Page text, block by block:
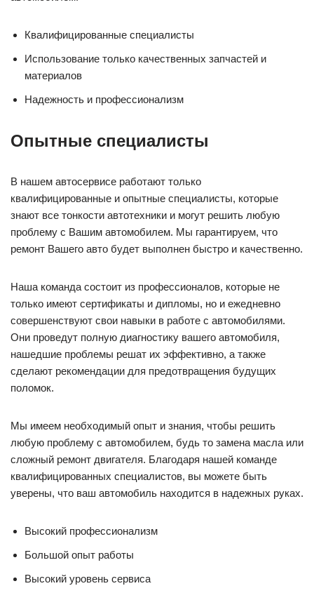
Квалифицированные специалисты
Использование только качественных запчастей и
материалов
Надежность и профессионализм
Опытные специалисты
В нашем автосервисе работают только
квалифицированные и опытные специалисты, которые
знают все тонкости автотехники и могут решить любую
проблему с Вашим автомобилем. Мы гарантируем, что
ремонт Вашего авто будет выполнен быстро и качественно.
Наша команда состоит из профессионалов, которые не
только имеют сертификаты и дипломы, но и ежедневно
совершенствуют свои навыки в работе с автомобилями.
Они проведут полную диагностику вашего автомобиля,
нашедшие проблемы решат их эффективно, а также
сделают рекомендации для предотвращения будущих
поломок.
Мы имеем необходимый опыт и знания, чтобы решить
любую проблему с автомобилем, будь то замена масла или
сложный ремонт двигателя. Благодаря нашей команде
квалифицированных специалистов, вы можете быть
уверены, что ваш автомобиль находится в надежных руках.
Высокий профессионализм
Большой опыт работы
Высокий уровень сервиса